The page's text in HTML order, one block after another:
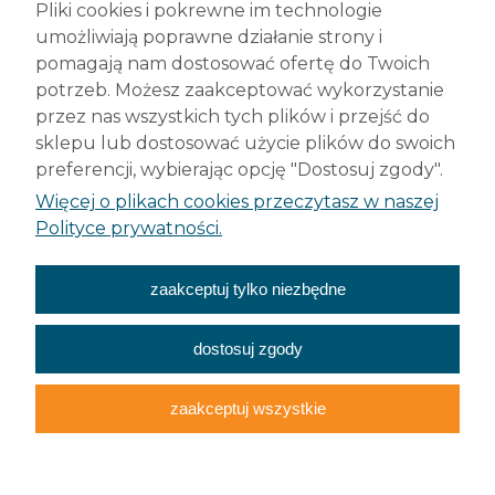
42-200 Częstochowa
tel. +48 (34) 377 42 98
info@robelit.pl
Pomoc
Płatności i dostawa
O nas
Pliki cookies i pokrewne im technologie
umożliwiają poprawne działanie strony i
pomagają nam dostosować ofertę do Twoich
potrzeb. Możesz zaakceptować wykorzystanie
przez nas wszystkich tych plików i przejść do
sklepu lub dostosować użycie plików do swoich
preferencji, wybierając opcję "Dostosuj zgody".
Więcej o plikach cookies przeczytasz w naszej
Polityce prywatności.
zaakceptuj tylko niezbędne
dostosuj zgody
zaakceptuj wszystkie